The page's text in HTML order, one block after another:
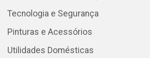
Tecnologia e Segurança
Pinturas e Acessórios
Utilidades Domésticas